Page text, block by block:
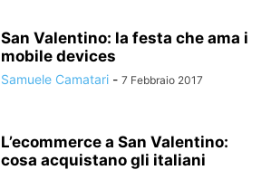
San Valentino: la festa che ama i
mobile devices
Samuele Camatari - 7 Febbraio 2017
L’ecommerce a San Valentino:
cosa acquistano gli italiani